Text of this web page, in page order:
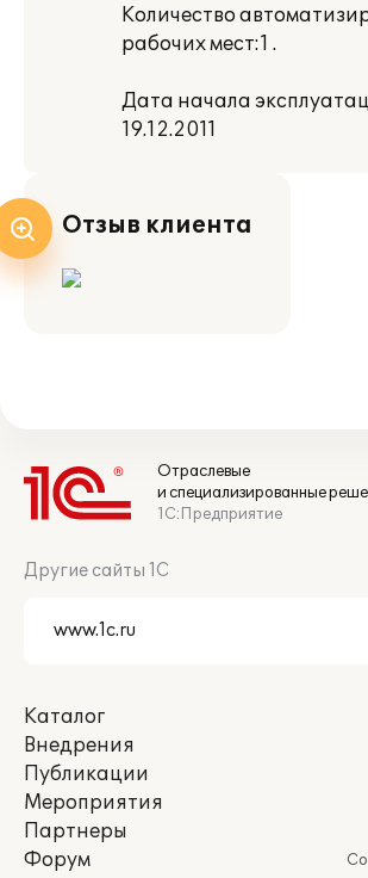
Количество
рабочих мест:1 .
Дата начала
19.12.2011
Отзыв клиента
Отраслевые
и специализированные
1С:Предприятие
Другие сайты 1С
Каталог
Внедрения
Публикации
Мероприятия
Партнеры
Форум